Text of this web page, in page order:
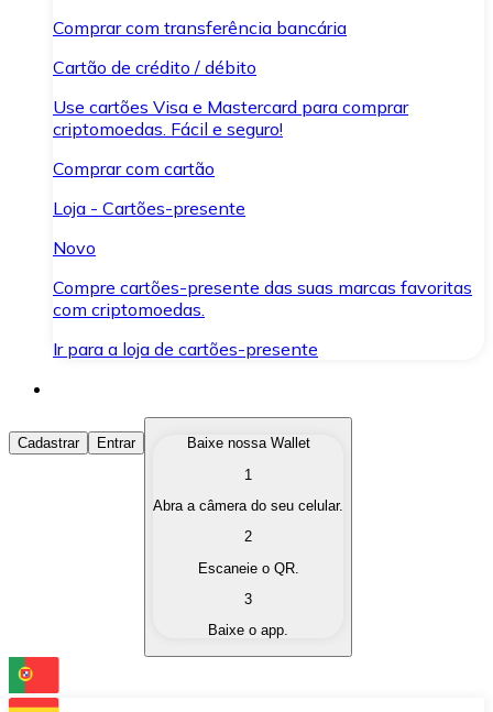
Comprar com transferência bancária
Cartão de crédito / débito
Use cartões Visa e Mastercard para comprar
criptomoedas. Fácil e seguro!
Comprar com cartão
Loja - Cartões-presente
Novo
Compre cartões-presente das suas marcas favoritas
com criptomoedas.
Ir para a loja de cartões-presente
Comprar Criptomoedas
Compre as criptomoedas de seu interesse de forma
Converta suas criptomoedas em moeda fiduciária
Troque uma criptomoeda por outra
Cadastrar Entrar
Baixe nossa Wallet
1
Abra a câmera do seu celular.
2
Escaneie o QR.
3
Baixe o app.